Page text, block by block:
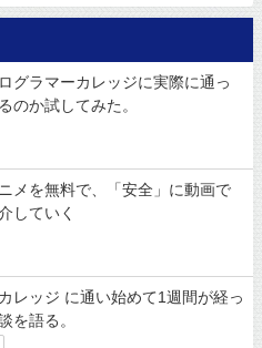
グラマーカレッジに実際に通っ
のか試してみた。
メを無料で、「安全」に動画で
していく
レッジ に通い始めて1週間が経っ
を語る。